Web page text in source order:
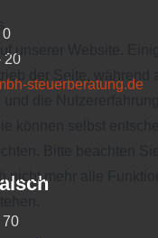
0
20
steuerberatung.de
70
unserer Website.
der Seite, während
nicht mehr alle